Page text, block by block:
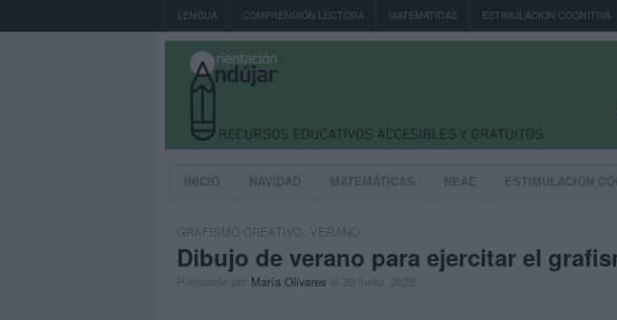
LENGUA COMPRENSIÓN LECTORA MATEMÁTICAS ESTIMULACION COGNITIVA
INICIO NAVIDAD MATEMÁTICAS NEAE ESTIMULACION
GRAFISMO CREATIVO VERANO
Dibujo de verano para ejercitar el
Publicado por María Olivares el 20 junio, 2025